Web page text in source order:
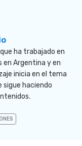
ha trabajado en
en Argentina y en
inicia en el tema
sigue haciendo